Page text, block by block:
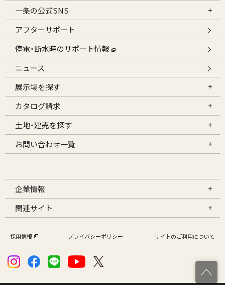
一条の公式SNS
アフターサポート
停電・断水時のサポート情報
ニュース
展示場を探す
カタログ請求
土地・建売を探す
お問い合わせ一覧
企業情報
関連サイト
採用情報 プライバシーポリシー サイトのご利用について